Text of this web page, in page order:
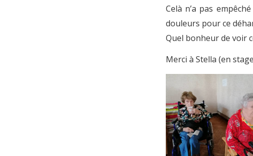
Celà n’a pas
douleurs pour ce
Quel bonheur de voir
Merci à Stella (en